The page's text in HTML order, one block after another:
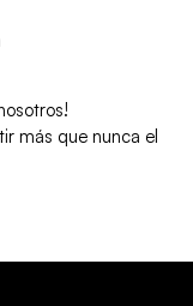
más que nunca el